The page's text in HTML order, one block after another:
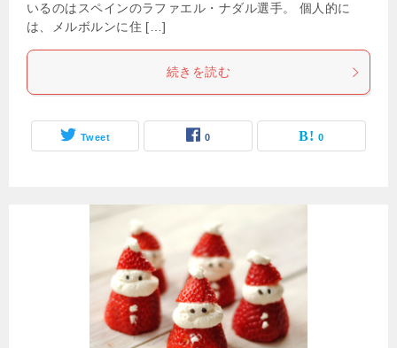
いるのはスペインのラファエル・ナダル選手。 個人的に
は、メルボルンに住 […]
続きを読む
Tweet 0 0